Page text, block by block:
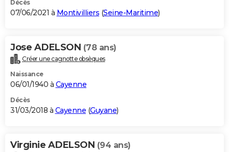
Décès
07/06/2021 à Montivilliers (Seine-Maritime)
Jose ADELSON (78 ans)
Créer une cagnotte obsèques
Naissance
06/01/1940 à Cayenne
Décès
31/03/2018 à Cayenne (Guyane)
Virginie ADELSON (94 ans)